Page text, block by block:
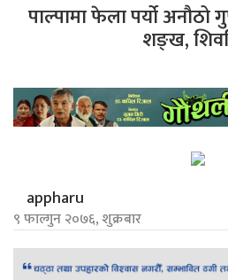
पाल्पामा फेला पर्यो अनौठो
शङ्ख,
appharu
९ फाल्गुन २०७६, शुक्रबार